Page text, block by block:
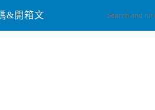
&開箱文